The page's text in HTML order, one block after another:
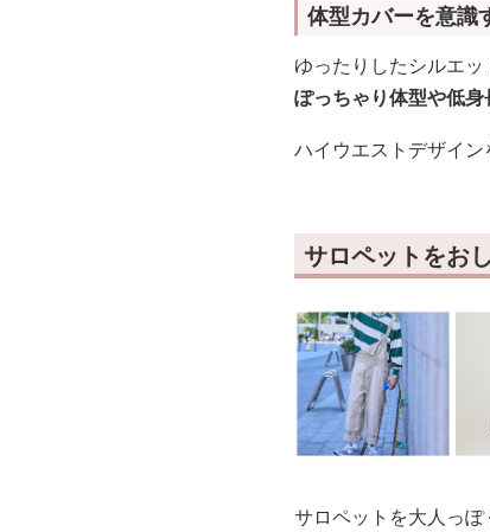
体型カバーを意識
ゆったりしたシルエッ
ぽっちゃり体型や低
ハイウエストデザイン
サロペットをお
サロペットを大人っぽ